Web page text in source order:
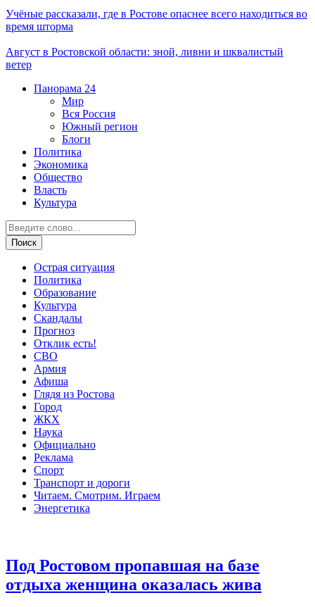
Учёные рассказали, где в Ростове опаснее всего находиться во
время шторма
Август в Ростовской области: зной, ливни и шквалистый
ветер
Панорама 24
Мир
Вся Россия
Южный регион
Блоги
Политика
Экономика
Общество
Власть
Культура
Острая ситуация
Политика
Образование
Культура
Скандалы
Прогноз
Отклик есть!
СВО
Армия
Афиша
Глядя из Ростова
Город
ЖКХ
Наука
Официально
Реклама
Спорт
Транспорт и дороги
Читаем. Смотрим. Играем
Энергетика
Под Ростовом пропавшая на базе
отдыха женщина оказалась жива